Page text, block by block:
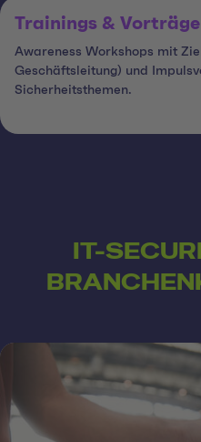
Trainings & Vorträge
Awareness Workshops mit
Geschäftsleitung) und
Sicherheitsthemen.
IT-